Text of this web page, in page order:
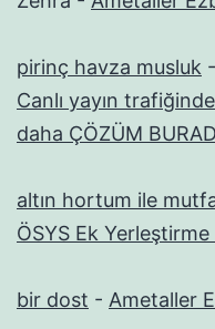
pirinç havza musluk -
Canlı yayın
daha ÇÖZÜM
altın hortum ile
ÖSYS Ek Yerleştirme
bir dost - Ametaller